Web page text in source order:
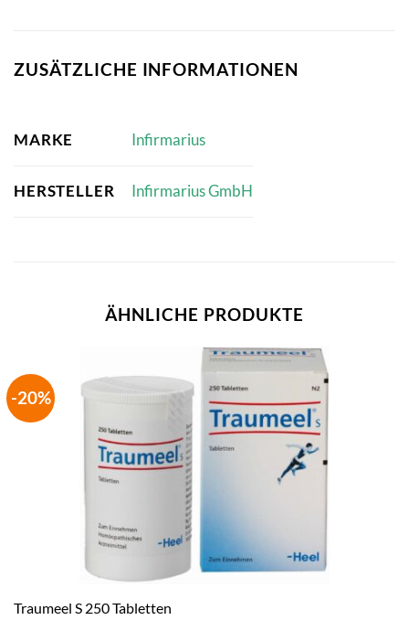
ZUSÄTZLICHE INFORMATIONEN
MARKE Infirmarius
HERSTELLER Infirmarius GmbH
ÄHNLICHE PRODUKTE
-20%
Traumeel S 250 Tabletten